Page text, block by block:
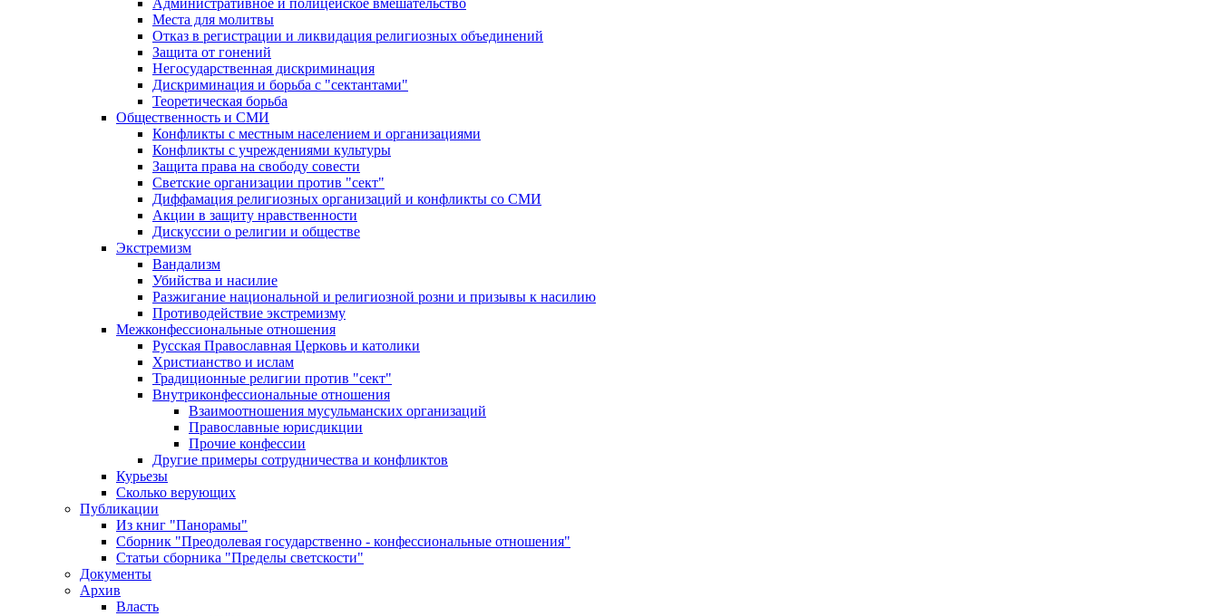
Административное и полицейское вмешательство
Места для молитвы
Отказ в регистрации и ликвидация религиозных объединений
Защита от гонений
Негосударственная дискриминация
Дискриминация и борьба с "сектантами"
Теоретическая борьба
Общественность и СМИ
Конфликты с местным населением и организациями
Конфликты с учреждениями культуры
Защита права на свободу совести
Светские организации против "сект"
Диффамация религиозных организаций и конфликты со СМИ
Акции в защиту нравственности
Дискуссии о религии и обществе
Экстремизм
Вандализм
Убийства и насилие
Разжигание национальной и религиозной розни и призывы к насилию
Противодействие экстремизму
Межконфессиональные отношения
Русская Православная Церковь и католики
Христианство и ислам
Традиционные религии против "сект"
Внутриконфессиональные отношения
Взаимоотношения мусульманских организаций
Православные юрисдикции
Прочие конфессии
Другие примеры сотрудничества и конфликтов
Курьезы
Сколько верующих
Публикации
Из книг "Панорамы"
Сборник "Преодолевая государственно - конфессиональные отношения"
Статьи сборника "Пределы светскости"
Документы
Архив
Власть